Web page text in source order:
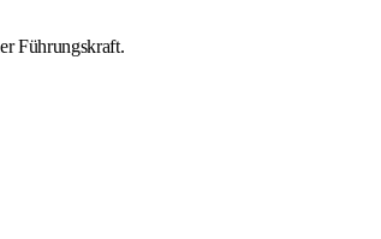
Führungskraft.